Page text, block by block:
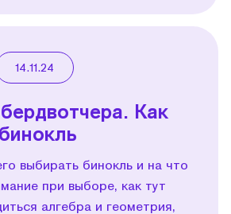
14.11.24
Как
выбирать бинокль и на что
при выборе, как тут
алгебра и геометрия,